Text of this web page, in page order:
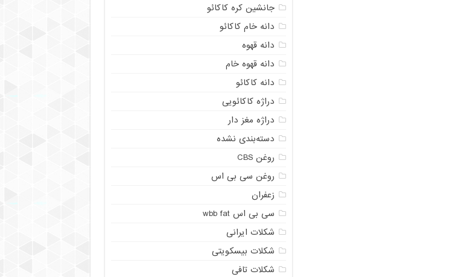
جانشین کره کاکائو
دانه خام کاکائو
دانه قهوه
دانه قهوه خام
دانه کاکائو
دراژه کاکائویی
دراژه مغز دار
دسته‌بندی نشده
روغن CBS
روغن سی بی اس
زعفران
سی بی اس wbb fat
شکلات ایرانی
شکلات بیسکویتی
شکلات تافی